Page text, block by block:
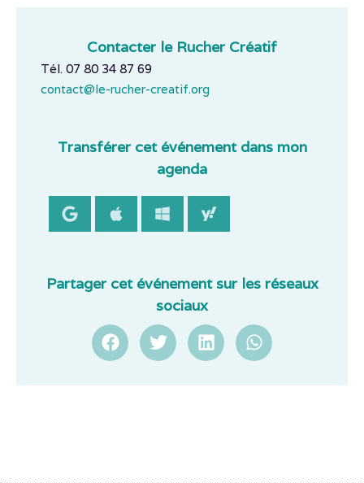
Contacter le Rucher Créatif
Tél. 07 80 34 87 69
contact@le-rucher-creatif.org
Transférer cet événement dans mon
agenda
Partager cet événement sur les réseaux
sociaux